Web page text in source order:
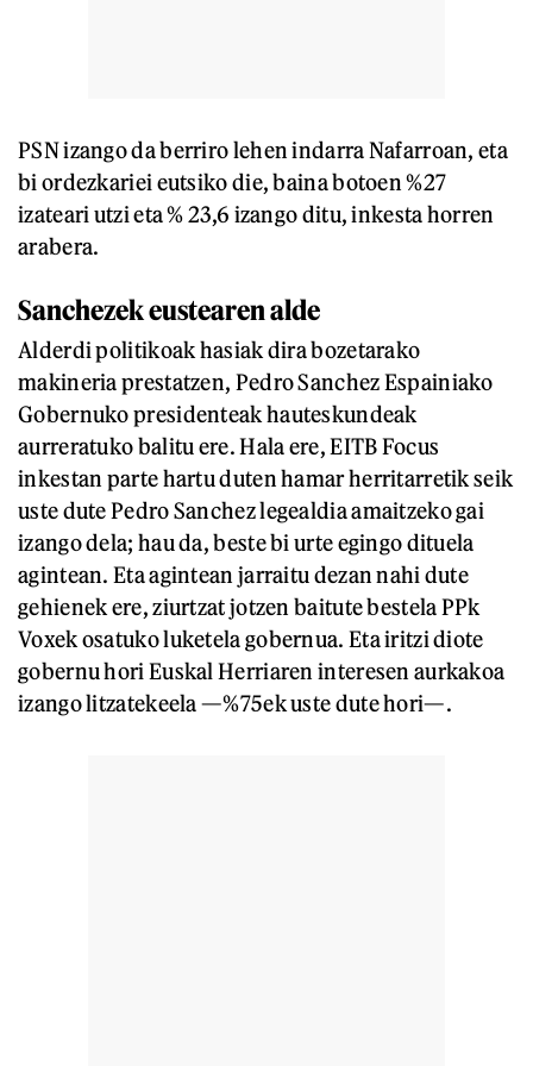
PSN izango da berriro lehen indarra Nafarroan, eta
bi ordezkariei eutsiko die, baina botoen %27
izateari utzi eta % 23,6 izango ditu, inkesta horren
arabera.
Sanchezek eustearen alde
Alderdi politikoak hasiak dira bozetarako
makineria prestatzen, Pedro Sanchez Espainiako
Gobernuko presidenteak hauteskundeak
aurreratuko balitu ere. Hala ere, EITB Focus
inkestan parte hartu duten hamar herritarretik seik
uste dute Pedro Sanchez legealdia amaitzeko gai
izango dela; hau da, beste bi urte egingo dituela
agintean. Eta agintean jarraitu dezan nahi dute
gehienek ere, ziurtzat jotzen baitute bestela PPk
Voxek osatuko luketela gobernua. Eta iritzi diote
gobernu hori Euskal Herriaren interesen aurkakoa
izango litzatekeela —%75ek uste dute hori—.